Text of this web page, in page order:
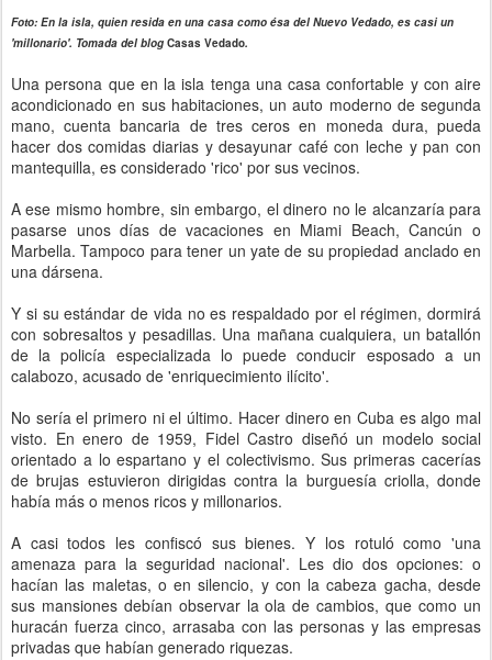
Foto: En la isla, quien resida en una casa como ésa del Nuevo Vedado, es casi un
'millonario'. Tomada del blog Casas Vedado.
Una persona que en la isla tenga una casa confortable y con aire
acondicionado en sus habitaciones, un auto moderno de segunda
mano, cuenta bancaria de tres ceros en moneda dura, pueda
hacer dos comidas diarias y desayunar café con leche y pan con
mantequilla, es considerado 'rico' por sus vecinos.
A ese mismo hombre, sin embargo, el dinero no le alcanzaría para
pasarse unos días de vacaciones en Miami Beach, Cancún o
Marbella. Tampoco para tener un yate de su propiedad anclado en
una dársena.
Y si su estándar de vida no es respaldado por el régimen, dormirá
con sobresaltos y pesadillas. Una mañana cualquiera, un batallón
de la policía especializada lo puede conducir esposado a un
calabozo, acusado de 'enriquecimiento ilícito'.
No sería el primero ni el último. Hacer dinero en Cuba es algo mal
visto. En enero de 1959, Fidel Castro diseñó un modelo social
orientado a lo espartano y el colectivismo. Sus primeras cacerías
de brujas estuvieron dirigidas contra la burguesía criolla, donde
había más o menos ricos y millonarios.
A casi todos les confiscó sus bienes. Y los rotuló como 'una
amenaza para la seguridad nacional'. Les dio dos opciones: o
hacían las maletas, o en silencio, y con la cabeza gacha, desde
sus mansiones debían observar la ola de cambios, que como un
huracán fuerza cinco, arrasaba con las personas y las empresas
privadas que habían generado riquezas.